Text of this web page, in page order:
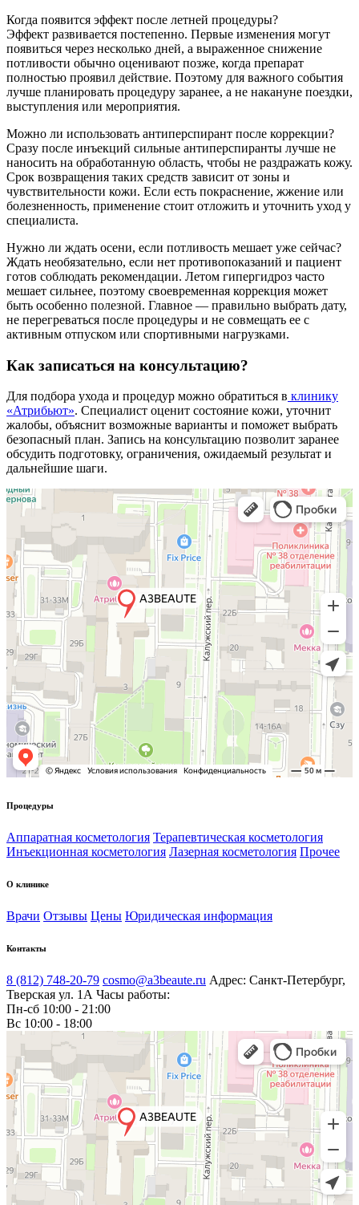
Когда появится эффект после летней процедуры?
Эффект развивается постепенно. Первые изменения могут
появиться через несколько дней, а выраженное снижение
потливости обычно оценивают позже, когда препарат
полностью проявил действие. Поэтому для важного события
лучше планировать процедуру заранее, а не накануне поездки,
выступления или мероприятия.
Можно ли использовать антиперспирант после коррекции?
Сразу после инъекций сильные антиперспиранты лучше не
наносить на обработанную область, чтобы не раздражать кожу.
Срок возвращения таких средств зависит от зоны и
чувствительности кожи. Если есть покраснение, жжение или
болезненность, применение стоит отложить и уточнить уход у
специалиста.
Нужно ли ждать осени, если потливость мешает уже сейчас?
Ждать необязательно, если нет противопоказаний и пациент
готов соблюдать рекомендации. Летом гипергидроз часто
мешает сильнее, поэтому своевременная коррекция может
быть особенно полезной. Главное — правильно выбрать дату,
не перегреваться после процедуры и не совмещать ее с
активным отпуском или спортивными нагрузками.
Как записаться на консультацию?
Для подбора ухода и процедур можно обратиться в клинику
«Атрибьют». Специалист оценит состояние кожи, уточнит
жалобы, объяснит возможные варианты и поможет выбрать
безопасный план. Запись на консультацию позволит заранее
обсудить подготовку, ограничения, ожидаемый результат и
дальнейшие шаги.
Процедуры
Аппаратная косметология Терапевтическая косметология
Инъекционная косметология Лазерная косметология Прочее
О клинике
Врачи Отзывы Цены Юридическая информация
Контакты
8 (812) 748-20-79 cosmo@a3beaute.ru Адрес: Санкт-Петербург,
Тверская ул. 1А Часы работы:
Пн-сб 10:00 - 21:00
Вс 10:00 - 18:00